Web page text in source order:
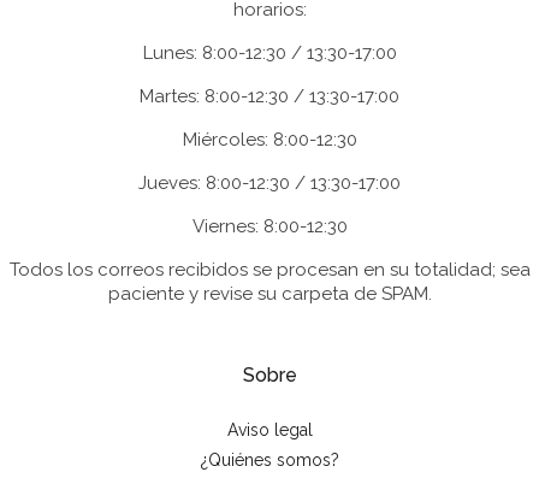
horarios:
Lunes: 8:00-12:30 / 13:30-17:00
Martes: 8:00-12:30 / 13:30-17:00
Miércoles: 8:00-12:30
Jueves: 8:00-12:30 / 13:30-17:00
Viernes: 8:00-12:30
Todos los correos recibidos se procesan en su totalidad; sea
paciente y revise su carpeta de SPAM.
Sobre
Aviso legal
¿Quiénes somos?